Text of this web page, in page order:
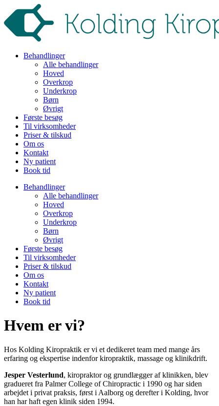
Behandlinger
Alle behandlinger
Hoved
Overkrop
Underkrop
Børn
Øvrigt
Første besøg
Til virksomheder
Priser & tilskud
Om os
Kontakt
Ny patient
Book tid
Behandlinger
Alle behandlinger
Hoved
Overkrop
Underkrop
Børn
Øvrigt
Første besøg
Til virksomheder
Priser & tilskud
Om os
Kontakt
Ny patient
Book tid
Hvem er vi?
Hos Kolding Kiropraktik er vi et dedikeret team med mange års
erfaring og ekspertise indenfor kiropraktik, massage og klinikdrift.
Jesper Vesterlund, kiropraktor og grundlægger af klinikken, blev
gradueret fra Palmer College of Chiropractic i 1990 og har siden
arbejdet i privat praksis, først i Aalborg og derefter i Kolding, hvor
han har haft egen klinik siden 1994.